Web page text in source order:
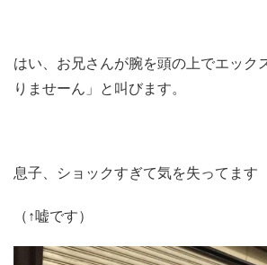
はい、お兄さんが腕を頭の上でエック
りませーん」と叫びます。
息子、ショックすぎて気を失ってます
（↑嘘です）